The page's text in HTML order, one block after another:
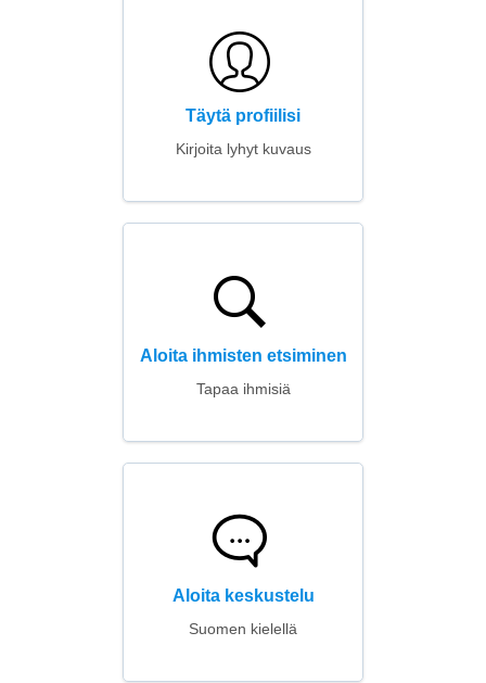
Täytä profiilisi
Kirjoita lyhyt kuvaus
Aloita ihmisten etsiminen
Tapaa ihmisiä
Aloita keskustelu
Suomen kielellä